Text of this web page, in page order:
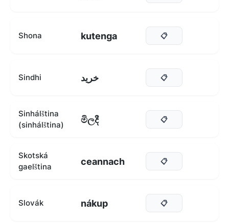
Shona kutenga 📋
Sindhi خريد 📋
Sinhálština
(sinhálština)
මිලදී 📋
Skotská
gaelština
ceannach 📋
Slovák nákup 📋